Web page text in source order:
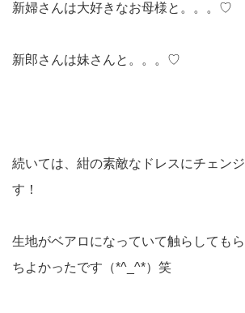
新婦さんは大好きなお母様と。。。♡
新郎さんは妹さんと。。。♡
続いては、紺の素敵なドレスにチェン
す！
生地がベアロになっていて触らしても
ちよかったです（*^_^*）笑